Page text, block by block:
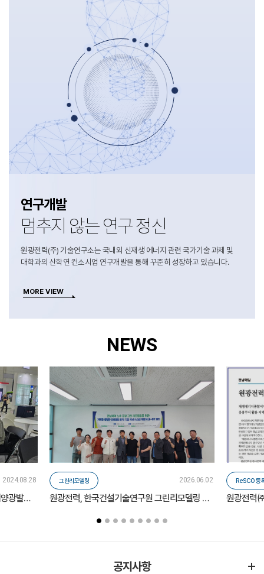
연구개발
멈추지 않는 연구 정신
원광전력(주) 기술연구소는 국내외 신재생 에너지 관련 국가기술 과제 및
대학과의 산학연 컨소시엄 연구개발을 통해 꾸준히 성장하고 있습니다.
MORE VIEW
NEWS
2024.08.28
[KEET 2024] 원광전력㈜, 영농형 태양광발전 시스템·EV 재사용 리튬이온 배터리 등 선봬
그린리모델링 2026.06.02
원광전력, 한국건설기술연구원 그린리모델링 기술개발 참여
ReSCO 등
원광전력
공지사항